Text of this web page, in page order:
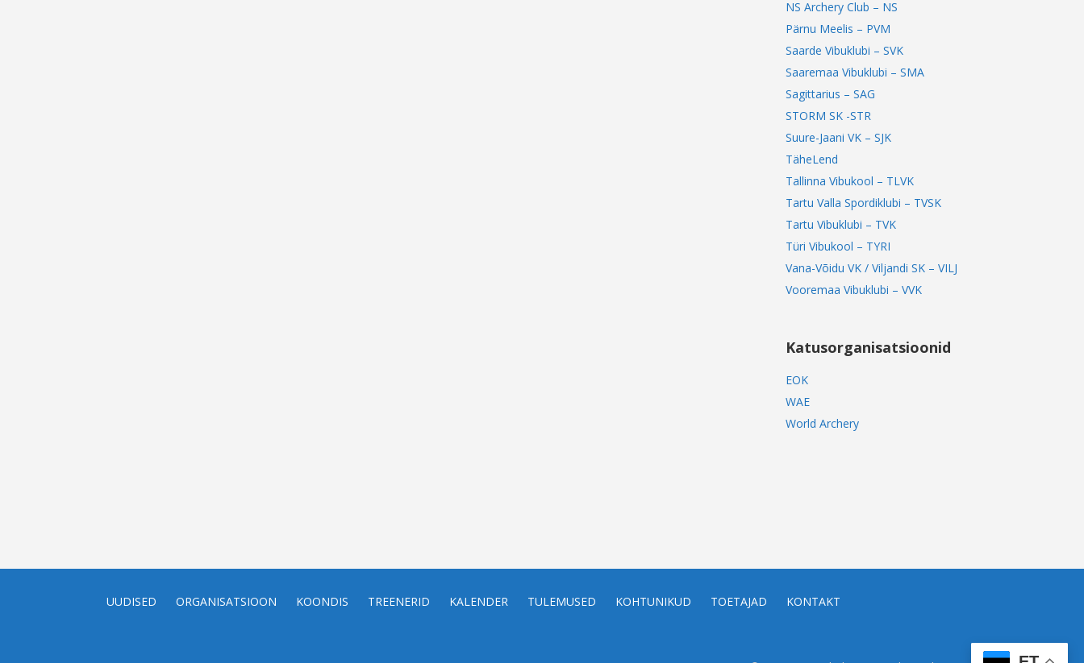
NS Archery Club – NS
Pärnu Meelis – PVM
Saarde Vibuklubi – SVK
Saaremaa Vibuklubi – SMA
Sagittarius – SAG
STORM SK -STR
Suure-Jaani VK – SJK
TäheLend
Tallinna Vibukool – TLVK
Tartu Valla Spordiklubi – TVSK
Tartu Vibuklubi – TVK
Türi Vibukool – TYRI
Vana-Võidu VK / Viljandi SK – VILJ
Vooremaa Vibuklubi – VVK
Katusorganisatsioonid
EOK
WAE
World Archery
UUDISED ORGANISATSIOON KOONDIS TREENERID KALENDER TULEMUSED KOHTUNIKUD TOETAJAD KONTAKT